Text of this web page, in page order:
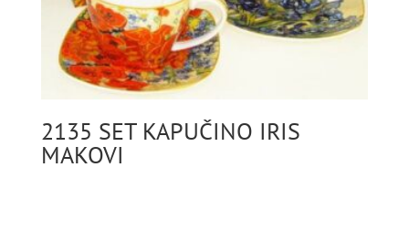
2135 SET KAPUČINO IRIS
MAKOVI